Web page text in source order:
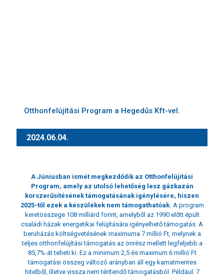
Otthonfelújítási Program a Hegedűs Kft-vel.
2024.06.04.
A Júniusban ismét megkezdődik az Otthonfelújítási
Program, amely az utolsó lehetőség lesz gázkazán
korszerűsítésének támogatásának igénylésére, hiszen
2025-től ezek a készülékek nem támogathatóak. A program
keretösszege 108 milliárd forint, amelyből az 1990 előtt épült
családi házak energetikai felújítására igényelhető támogatás. A
beruházás költségvetésének maximuma 7 millió Ft, melynek a
teljes otthonfelújítási támogatás az önrész mellett legfeljebb a
85,7%-át teheti ki. Ez a minimum 2,5 és maximum 6 millió Ft
támogatási összeg változó arányban áll egy kamatmentes
hitelből, illetve vissza nem térítendő támogatásból. Például: 7